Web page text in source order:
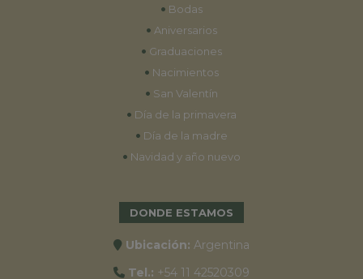
• Bodas
• Aniversarios
• Graduaciones
• Nacimientos
• San Valentín
• Día de la primavera
• Día de la madre
• Navidad y año nuevo
DONDE ESTAMOS
Ubicación: Argentina
Tel.: +54 11 42520309